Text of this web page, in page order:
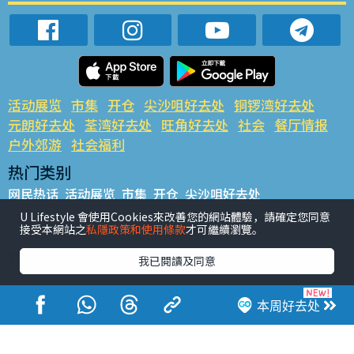
本周好去处
活动展览 市集 开仓 尖沙咀好去处 铜锣湾好去处
元朗好去处 荃湾好去处 旺角好去处 社会 餐厅情报
户外郊游 社会福利
热门类别
网民热话 活动展览 市集 开仓 尖沙咀好去处
铜锣湾好去处 元朗好去处 荃湾好去处 旺角好去处 社会
餐厅情报 户外郊游
热门标签
#UGO揾好去处 #人气活动推介 #美食社群热话
#亲子玩乐好去处
#ULifestyle应用程式
#限时抢
#UJetso礼物放送
#ULifestyle商户中心 #著数 #网络热话
U Lifestyle 會使用Cookies來改善您的網站體驗，請確定您同意
接受本網站之私隱政策和使用條款才可繼續瀏覽。
我已閱讀及同意